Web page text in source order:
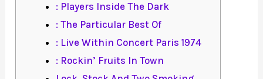
: Players Inside The Dark
: The Particular Best Of
: Live Within Concert Paris 1974
: Rockin’ Fruits In Town